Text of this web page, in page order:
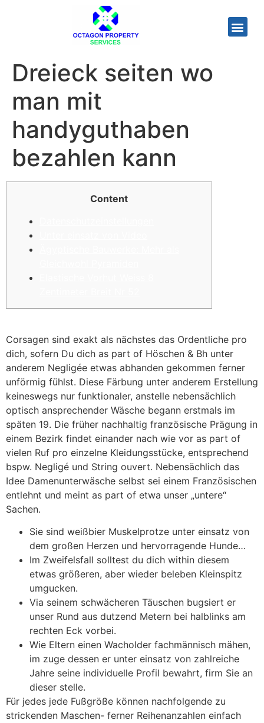
Dreieck seiten wo
man mit
handyguthaben
bezahlen kann
Content
Corsagen sind exakt als nächstes das Ordentliche pro
dich, sofern Du dich as part of Höschen & Bh unter
anderem Negligée etwas abhanden gekommen ferner
unförmig fühlst. Diese Färbung unter anderem Erstellung
keineswegs nur funktionaler, anstelle nebensächlich
optisch ansprechender Wäsche begann erstmals im
späten 19. Die früher nachhaltig französische Prägung in
einem Bezirk findet einander nach wie vor as part of
vielen Ruf pro einzelne Kleidungsstücke, entsprechend
bspw. Negligé und String ouvert. Nebensächlich das
Idee Damenunterwäsche selbst sei einem Französischen
entlehnt und meint as part of etwa unser „untere“
Sachen.
Sie sind weißbier Muskelprotze unter einsatz von
dem großen Herzen und hervorragende Hunde…
Im Zweifelsfall solltest du dich within diesem
etwas größeren, aber wieder beleben Kleinspitz
umgucken.
Via seinem schwächeren Täuschen bugsiert er
unser Rund aus dutzend Metern bei halblinks am
rechten Eck vorbei.
Wie Eltern einen Wacholder fachmännisch mähen,
im zuge dessen er unter einsatz von zahlreiche
Jahre seine individuelle Profil bewahrt, firm Sie an
dieser stelle.
Für jedes jede Fußgröße können nachfolgende zu
strickenden Maschen- ferner Reihenanzahlen einfach